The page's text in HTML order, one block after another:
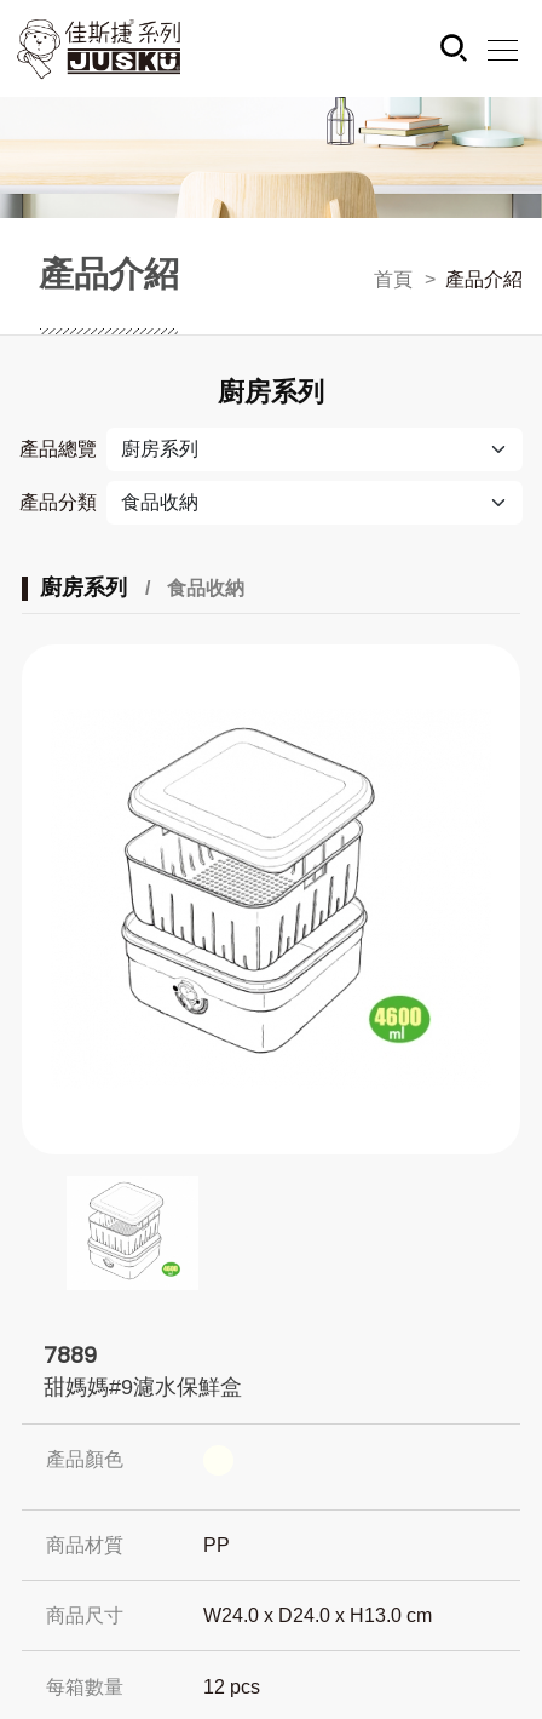
產品介紹 首頁 產品介紹
廚房系列
產品總覽
產品分類
廚房系列 / 食品收納
7889
甜媽媽#9濾水保鮮盒
產品顏色
商品材質 PP
商品尺寸 W24.0 x D24.0 x H13.0 cm
每箱數量 12 pcs